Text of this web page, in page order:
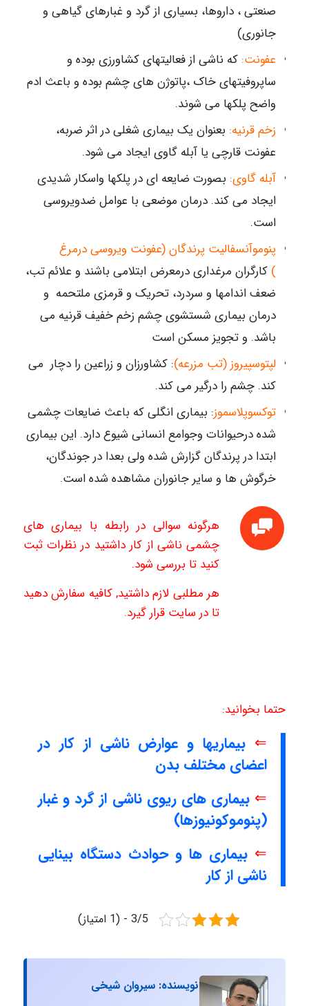
صنعتی ، داروها، بسیاری از گرد و غبارهای گیاهی و
جانوری)
عفونت: که ناشی از فعالیتهای کشاورزی بوده و
ساپروفیتهای خاک ،پاتوژن های چشم بوده و باعث ادم
واضح پلکها می شوند.
زخم قرنیه: بعنوان یک بیماری شغلی در اثر ضربه،
عفونت قارچی یا آبله گاوی ایجاد می شود.
آبله گاوی: بصورت ضایعه ای در پلکها واسکار شدیدی
ایجاد می کند. درمان موضعی با عوامل ضدویروسی
است.
پنوموآنسفالیت پرندگان (عفونت ویروسی درمرغ
) کارگران مرغداری درمعرض ابتلامی باشند و علائم تب،
ضعف اندامها و سردرد، تحریک و قرمزی ملتحمه و
درمان بیماری شستشوی چشم زخم خفیف قرنیه می
باشد. و تجویز مسکن است
لپتوسپیروز (تب مزرعه): کشاورزان و زراعین را دچار می
کند. چشم را درگیر می کند.
توکسوپلاسموز: بیماری انگلی که باعث ضایعات چشمی
شده درحیوانات وجوامع انسانی شیوع دارد. این بیماری
ابتدا در پرندگان گزارش شده ولی بعدا در جوندگان،
خرگوش ها و سایر جانوران مشاهده شده است.
هرگونه سوالی در رابطه با بیماری های
چشمی ناشی از کار داشتید در نظرات ثبت
کنید تا بررسی شود.
هر مطلبی لازم داشتید, کافیه سفارش دهید
تا در سایت قرار گیرد.
حتما بخوانید:
⇐ بیماریها و عوارض ناشی از کار در
اعضای مختلف بدن
⇐ بیماری های ریوی ناشی از گرد و غبار
(پنوموکونیوزها)
⇐ بیماری ها و حوادث دستگاه بینایی
ناشی از کار
3/5 - (1 امتیاز)
نویسنده: سیروان شیخی